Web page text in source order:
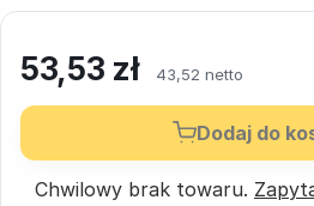
53,53 zł 43,52 netto
Dodaj do
Chwilowy brak towaru.